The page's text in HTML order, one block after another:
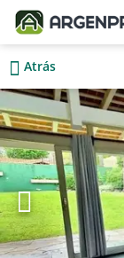
Atrás